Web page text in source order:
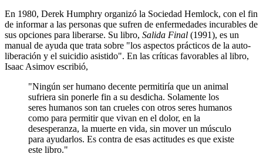
En 1980, Derek Humphry organizó la Sociedad Hemlock, con el fin
de informar a las personas que sufren de enfermedades incurables de
sus opciones para liberarse. Su libro, Salida Final (1991), es un
manual de ayuda que trata sobre "los aspectos prácticos de la auto-
liberación y el suicidio asistido". En las críticas favorables al libro,
Isaac Asimov escribió,
"Ningún ser humano decente permitiría que un animal
sufriera sin ponerle fin a su desdicha. Solamente los
seres humanos son tan crueles con otros seres humanos
como para permitir que vivan en el dolor, en la
desesperanza, la muerte en vida, sin mover un músculo
para ayudarlos. Es contra de esas actitudes es que existe
este libro."